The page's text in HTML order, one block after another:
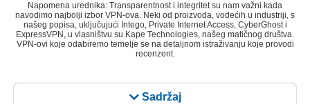
Sadržaj
Napomena urednika: Transparentnost i integritet su nam važni kada
navodimo najbolji izbor VPN-ova. Neki od proizvoda, vodećih u industriji, s
našeg popisa, uključujući Intego, Private Internet Access, CyberGhost i
ExpressVPN, u vlasništvu su Kape Technologies, našeg matičnog društva.
VPN-ovi koje odabiremo temelje se na detaljnom istraživanju koje provodi
recenzent.